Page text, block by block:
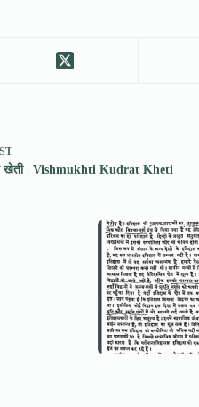
खेती | Vishmukhti Kudrat Kheti